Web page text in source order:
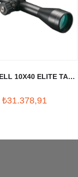
10X40 ELITE TAC.
₺31.378,91